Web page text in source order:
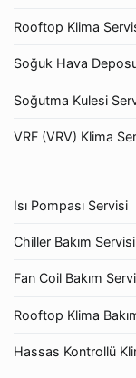
Rooftop Klima
Soğuk Hava
Soğutma Kulesi
VRF (VRV) Klima
Isı Pompası Servisi
Chiller Bakım Servisi
Fan Coil Bakım
Rooftop Klima
Hassas Kontrollü